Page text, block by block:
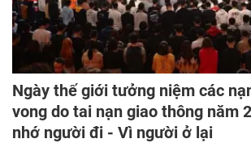
Ngày thế giới tưởng niệm các
vong do tai nạn giao thông năm
nhớ người đi - Vì người ở lại